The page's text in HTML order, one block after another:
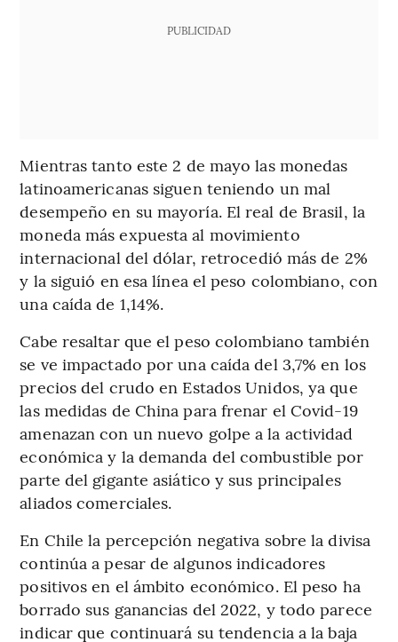
PUBLICIDAD
Mientras tanto este 2 de mayo las monedas
latinoamericanas siguen teniendo un mal
desempeño en su mayoría. El real de Brasil, la
moneda más expuesta al movimiento
internacional del dólar, retrocedió más de 2%
y la siguió en esa línea el peso colombiano, con
una caída de 1,14%.
Cabe resaltar que el peso colombiano también
se ve impactado por una caída del 3,7% en los
precios del crudo en Estados Unidos, ya que
las medidas de China para frenar el Covid-19
amenazan con un nuevo golpe a la actividad
económica y la demanda del combustible por
parte del gigante asiático y sus principales
aliados comerciales.
En Chile la percepción negativa sobre la divisa
continúa a pesar de algunos indicadores
positivos en el ámbito económico. El peso ha
borrado sus ganancias del 2022, y todo parece
indicar que continuará su tendencia a la baja